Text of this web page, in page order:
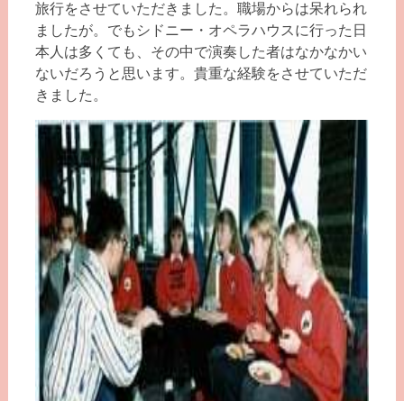
旅行をさせていただきました。職場からは呆れられ
ましたが。でもシドニー・オペラハウスに行った日
本人は多くても、その中で演奏した者はなかなかい
ないだろうと思います。貴重な経験をさせていただ
きました。